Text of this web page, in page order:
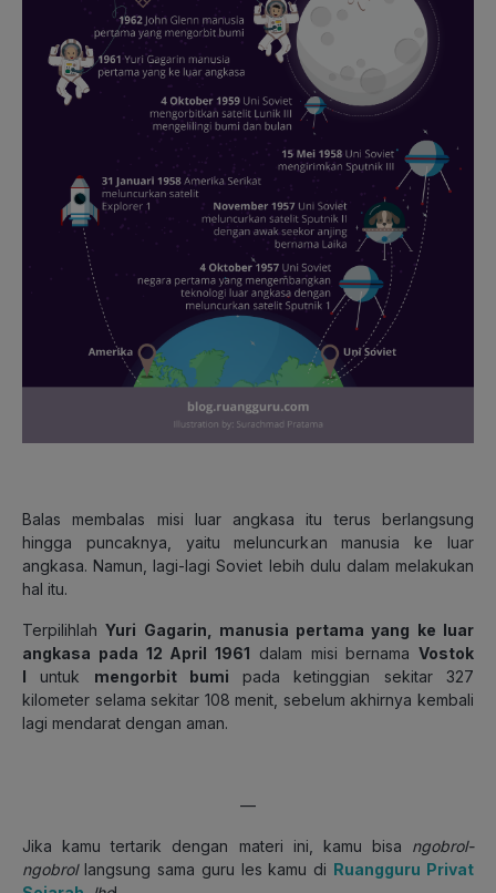
Balas membalas misi luar angkasa itu terus berlangsung
hingga puncaknya, yaitu meluncurkan manusia ke luar
angkasa. Namun, lagi-lagi Soviet lebih dulu dalam melakukan
hal itu.
TerpilihlahYuri Gagarin, manusia pertama yang ke luar
angkasa pada 12 April 1961 dalam misi bernama Vostok
I untuk mengorbit bumi pada ketinggian sekitar 327
kilometer selama sekitar 108 menit, sebelum akhirnya kembali
lagi mendarat dengan aman.
—
Jika kamu tertarik dengan materi ini, kamu bisa ngobrol-
ngobrol langsung sama guru les kamu di Ruangguru Privat